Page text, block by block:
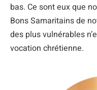
bas. Ce sont eux que
Bons Samaritains de
des plus vulnérables
vocation chrétienne.